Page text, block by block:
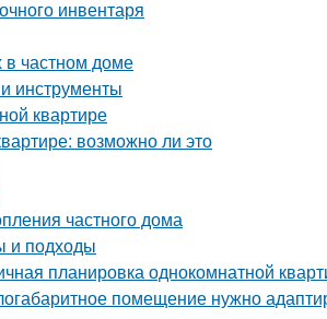
инвентаря
в частном доме
инструменты
квартире
возможно ли это
частного дома
и подходы
планировка однокомнатной
помещение нужно